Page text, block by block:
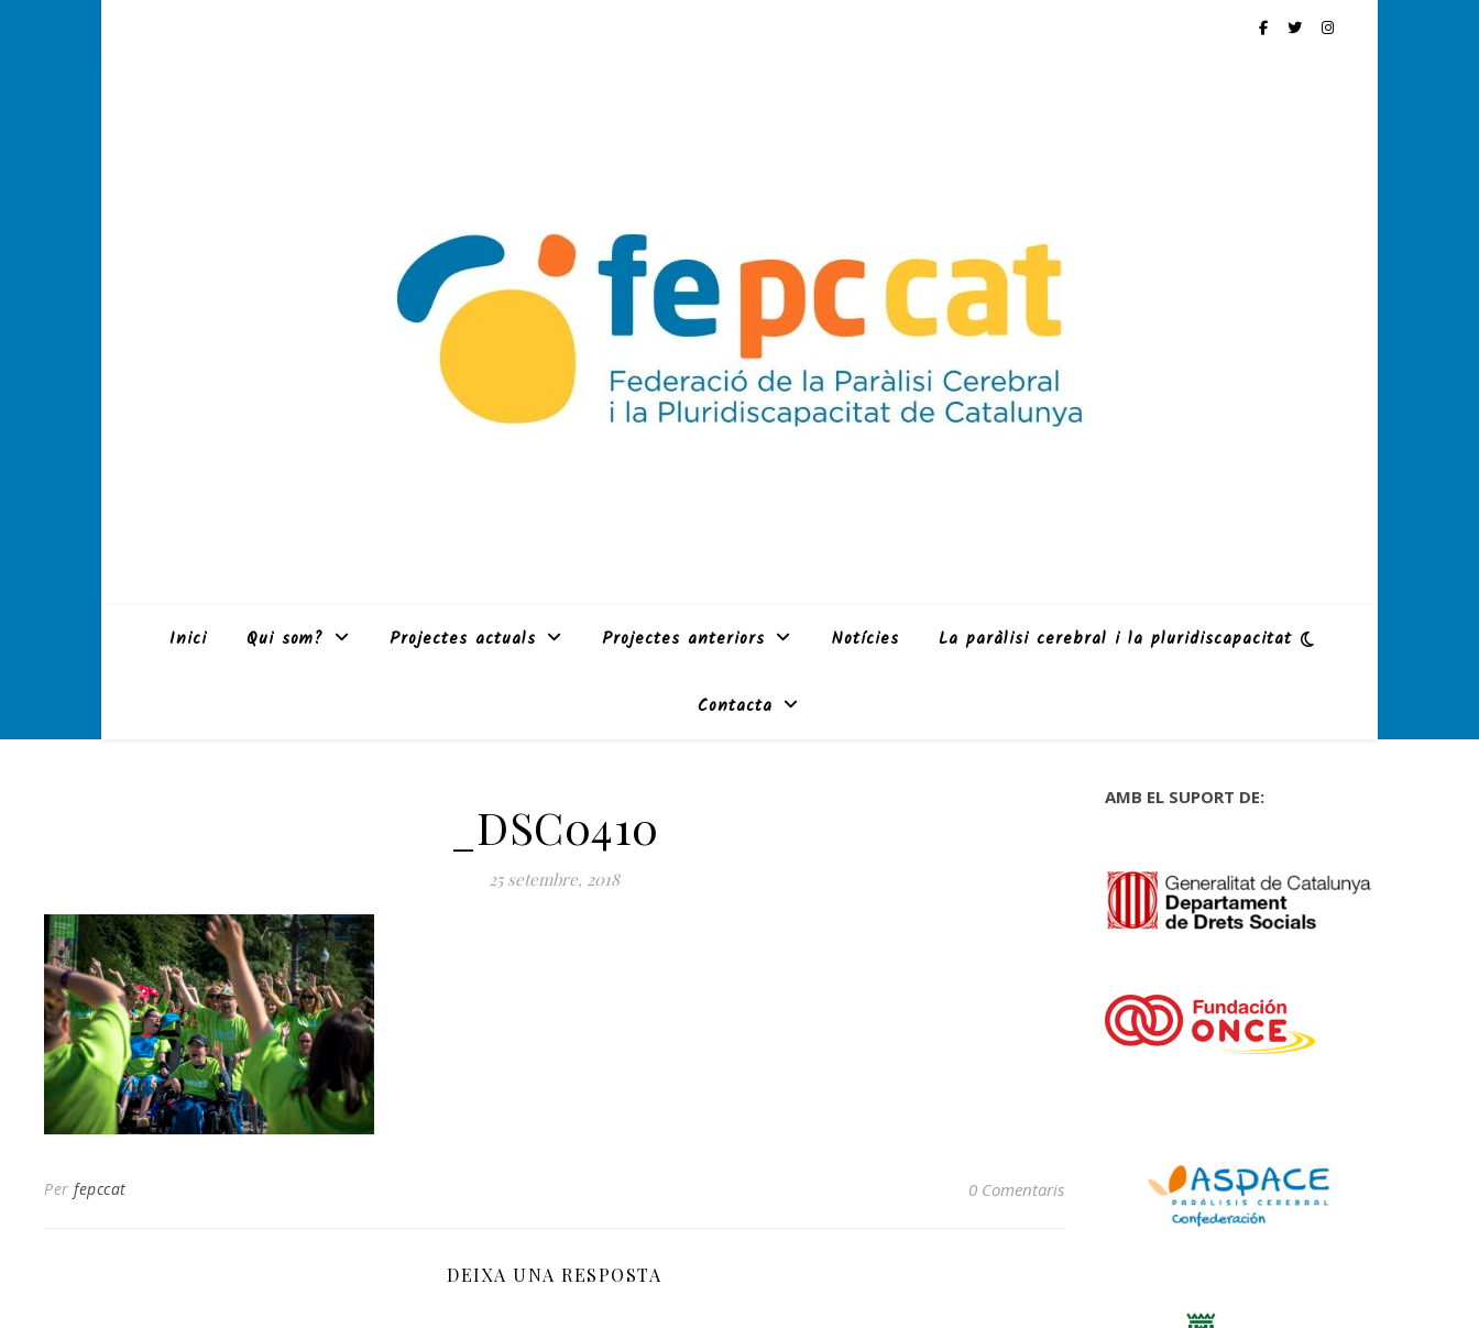
Inici Qui som? Projectes actuals Projectes anteriors Notícies La paràlisi cerebral i la pluridiscapacitat
Contacta
_DSC0410
25 setembre, 2018
Per fepccat 0 Comentaris
DEIXA UNA RESPOSTA
AMB EL SUPORT DE: